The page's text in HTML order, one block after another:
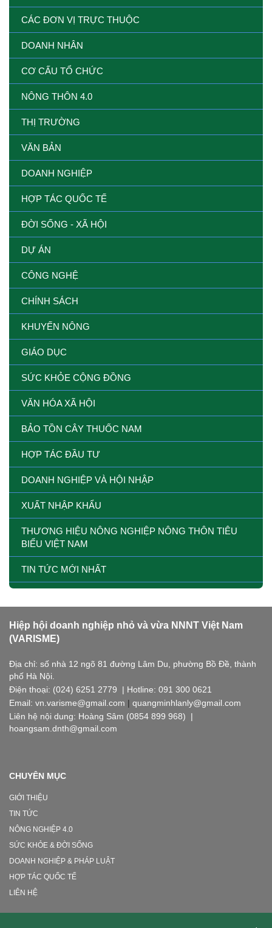
CÁC ĐƠN VỊ TRỰC THUỘC
DOANH NHÂN
CƠ CẤU TỔ CHỨC
NÔNG THÔN 4.0
THỊ TRƯỜNG
VĂN BẢN
DOANH NGHIỆP
HỢP TÁC QUỐC TẾ
ĐỜI SỐNG - XÃ HỘI
DỰ ÁN
CÔNG NGHỆ
CHÍNH SÁCH
KHUYẾN NÔNG
GIÁO DỤC
SỨC KHỎE CỘNG ĐỒNG
VĂN HÓA XÃ HỘI
BẢO TỒN CÂY THUỐC NAM
HỢP TÁC ĐẦU TƯ
DOANH NGHIỆP VÀ HỘI NHẬP
XUẤT NHẬP KHẨU
THƯƠNG HIỆU NÔNG NGHIỆP NÔNG THÔN TIÊU
BIỂU VIỆT NAM
TIN TỨC MỚI NHẤT
Hiệp hội doanh nghiệp nhỏ và vừa NNNT Việt Nam
(VARISME)
Địa chỉ: số nhà 12 ngõ 81 đường Lâm Du, phường Bồ Đề, thành
phố Hà Nội.
Điện thoại: (024) 6251 2779 | Hotline: 091 300 0621
Email: vn.varisme@gmail.com | quangminhlanly@gmail.com
Liên hệ nội dung: Hoàng Sâm (0854 899 968) |
hoangsam.dnth@gmail.com
CHUYÊN MỤC
GIỚI THIỆU
TIN TỨC
NÔNG NGHIỆP 4.0
SỨC KHỎE & ĐỜI SỐNG
DOANH NGHIỆP & PHÁP LUẬT
HỢP TÁC QUỐC TẾ
LIÊN HỆ